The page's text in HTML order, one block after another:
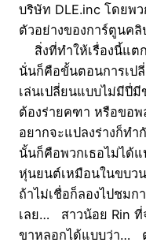
บริษัท DLE.inc โดยพ
ตัวอย่างของการ์ตูนค
สิ่งที่ทำให้เรื่องนี้แต
นั่นก็คือขั้นตอนการเป
เล่นเปลี่ยนแบบไม่มีปี่มี
ต้องร่ายคฑา หรือขอพ
อยากจะแปลงร่างก็ท
นั้นก็คือพวกเธอไม่ได้
หุ่นยนต์เหมือนในขบว
ถ้าไม่เชื่อก็ลองไปชมก
เลย… สาวน้อย Rin
ขาหลอกได้แบบว่า…